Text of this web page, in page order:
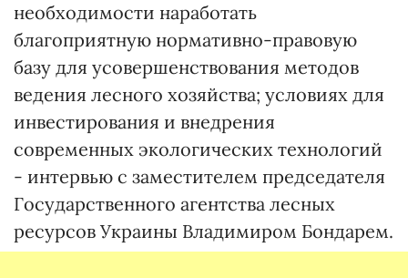
необходимости наработать
благоприятную нормативно-правовую
базу для усовершенствования методов
ведения лесного хозяйства; условиях для
инвестирования и внедрения
современных экологических технологий
- интервью с заместителем председателя
Государственного агентства лесных
ресурсов Украины Владимиром Бондарем.